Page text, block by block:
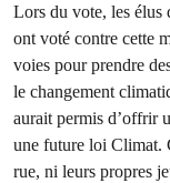
Lors du vote, les
ont voté contre cette
voies pour prendre
le changement
aurait permis d’offrir
une future loi Climat.
rue, ni leurs propres